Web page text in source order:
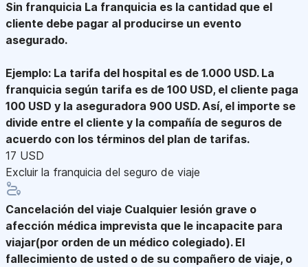
Sin franquicia La franquicia es la cantidad que el
cliente debe pagar al producirse un evento
asegurado.
Ejemplo: La tarifa del hospital es de 1.000 USD. La
franquicia según tarifa es de 100 USD, el cliente paga
100 USD y la aseguradora 900 USD. Así, el importe se
divide entre el cliente y la compañía de seguros de
acuerdo con los términos del plan de tarifas.
17 USD
Excluir la franquicia del seguro de viaje
Cancelación del viaje Cualquier lesión grave o
afección médica imprevista que le incapacite para
viajar(por orden de un médico colegiado). El
fallecimiento de usted o de su compañero de viaje, o